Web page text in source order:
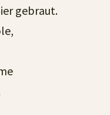
gebraut.